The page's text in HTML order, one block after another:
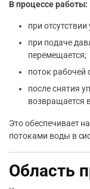
В процессе работы:
при
при подаче
перемещается;
поток рабочей
после снятия
возвращается
Это обеспечивает
потоками воды в
Область